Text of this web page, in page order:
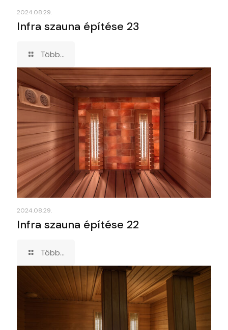
2024.08.29.
Infra szauna építése 23
Több...
2024.08.29.
Infra szauna építése 22
Több...